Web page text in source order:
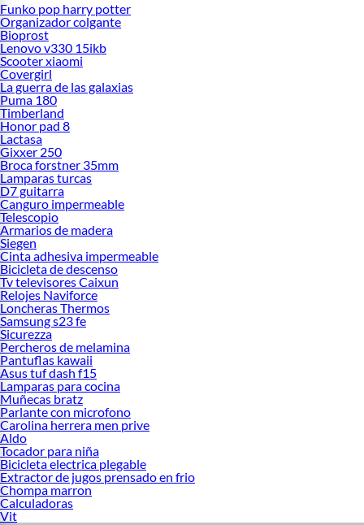
Funko pop harry potter
Organizador colgante
Bioprost
Lenovo v330 15ikb
Scooter xiaomi
Covergirl
La guerra de las galaxias
Puma 180
Timberland
Honor pad 8
Lactasa
Gixxer 250
Broca forstner 35mm
Lamparas turcas
D7 guitarra
Canguro impermeable
Telescopio
Armarios de madera
Siegen
Cinta adhesiva impermeable
Bicicleta de descenso
Tv televisores Caixun
Relojes Naviforce
Loncheras Thermos
Samsung s23 fe
Sicurezza
Percheros de melamina
Pantuflas kawaii
Asus tuf dash f15
Lamparas para cocina
Muñecas bratz
Parlante con microfono
Carolina herrera men prive
Aldo
Tocador para niña
Bicicleta electrica plegable
Extractor de jugos prensado en frio
Chompa marron
Calculadoras
Vit